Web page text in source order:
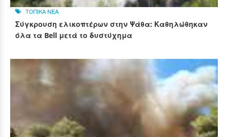
ΤΟΠΙΚΑ ΝΕΑ
Σύγκρουση ελικοπτέρων στην Ψάθα: Καθηλώθηκαν
όλα τα Bell μετά το δυστύχημα